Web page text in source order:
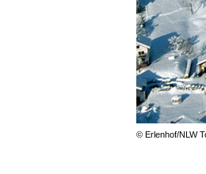
© Erlenhof/NLW